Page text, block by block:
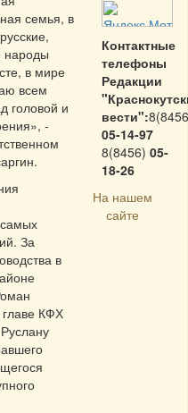
семья, в
народы
в мире
всем
головой и
-
За
в
главе КФХ
Контактные
телефоны
Редакции
вести":
05-14-97
8(8456) 05-
18-26
На нашем
сайте